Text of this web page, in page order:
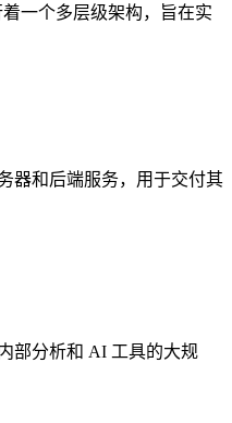
着一个多层级架构，旨在实
器和后端服务，用于交付其
部分析和 AI 工具的大规